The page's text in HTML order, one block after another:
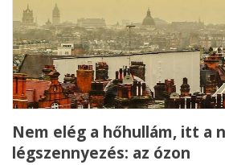
Nem elég a hőhullám, itt a
légszennyezés: az ózon